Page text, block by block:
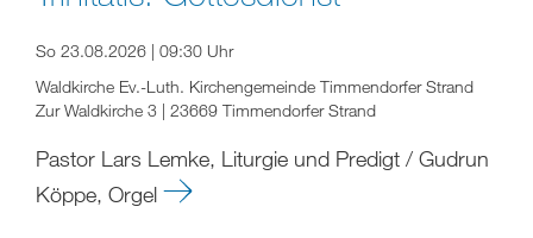
So 23.08.2026 | 09:30 Uhr
Waldkirche Ev.-Luth. Kirchengemeinde Timmendorfer Strand
Zur Waldkirche 3 | 23669 Timmendorfer Strand
Pastor Lars Lemke, Liturgie und Predigt / Gudrun
Köppe, Orgel